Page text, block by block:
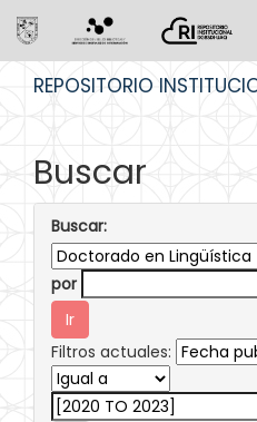
REPOSITORIO
Buscar
Buscar:
por
Filtros actuales: